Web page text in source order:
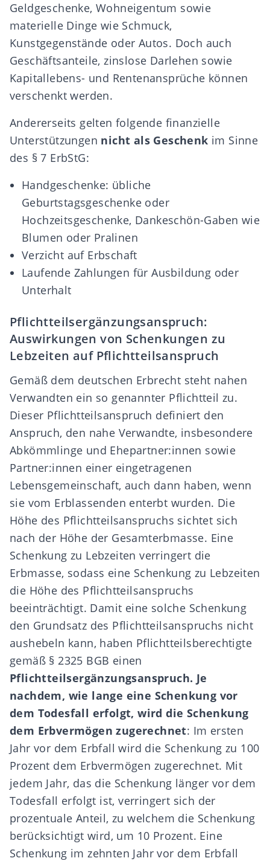
Geldgeschenke, Wohneigentum sowie
materielle Dinge wie Schmuck,
Kunstgegenstände oder Autos. Doch auch
Geschäftsanteile, zinslose Darlehen sowie
Kapitallebens- und Rentenansprüche können
verschenkt werden.
Andererseits gelten folgende finanzielle
Unterstützungen nicht als Geschenk im Sinne
des § 7 ErbStG:
Handgeschenke: übliche
Geburtstagsgeschenke oder
Hochzeitsgeschenke, Dankeschön-Gaben wie
Blumen oder Pralinen
Verzicht auf Erbschaft
Laufende Zahlungen für Ausbildung oder
Unterhalt
Pflichtteilsergänzungsanspruch:
Auswirkungen von Schenkungen zu
Lebzeiten auf Pflichtteilsanspruch
Gemäß dem deutschen Erbrecht steht nahen
Verwandten ein so genannter Pflichtteil zu.
Dieser Pflichtteilsanspruch definiert den
Anspruch, den nahe Verwandte, insbesondere
Abkömmlinge und Ehepartner:innen sowie
Partner:innen einer eingetragenen
Lebensgemeinschaft, auch dann haben, wenn
sie vom Erblassenden enterbt wurden. Die
Höhe des Pflichtteilsanspruchs sichtet sich
nach der Höhe der Gesamterbmasse. Eine
Schenkung zu Lebzeiten verringert die
Erbmasse, sodass eine Schenkung zu Lebzeiten
die Höhe des Pflichtteilsanspruchs
beeinträchtigt. Damit eine solche Schenkung
den Grundsatz des Pflichtteilsanspruchs nicht
aushebeln kann, haben Pflichtteilsberechtigte
gemäß § 2325 BGB einen
Pflichtteilsergänzungsanspruch. Je
nachdem, wie lange eine Schenkung vor
dem Todesfall erfolgt, wird die Schenkung
dem Erbvermögen zugerechnet: Im ersten
Jahr vor dem Erbfall wird die Schenkung zu 100
Prozent dem Erbvermögen zugerechnet. Mit
jedem Jahr, das die Schenkung länger vor dem
Todesfall erfolgt ist, verringert sich der
prozentuale Anteil, zu welchem die Schenkung
berücksichtigt wird, um 10 Prozent. Eine
Schenkung im zehnten Jahr vor dem Erbfall